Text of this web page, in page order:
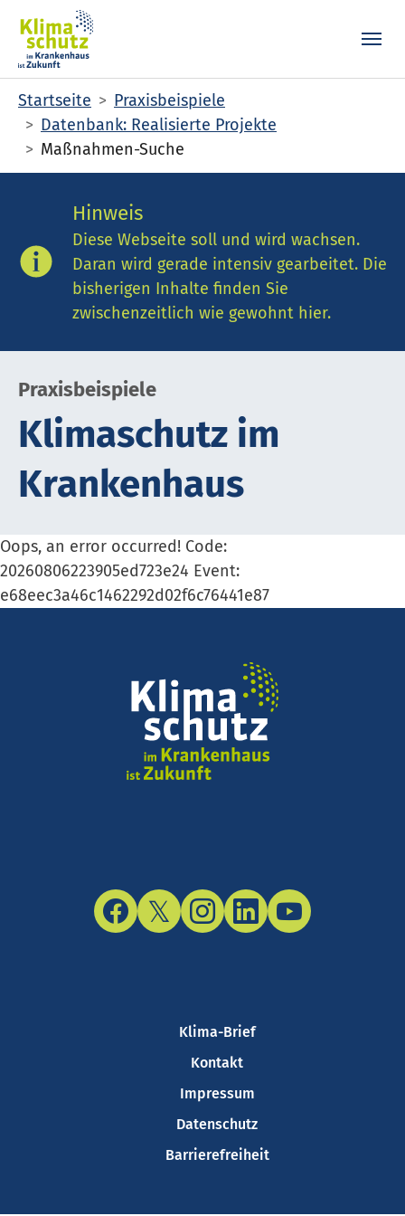
Skip to main content
Skip to page footer
You are here:
Startseite
Praxisbeispiele
Datenbank: Realisierte Projekte
Maßnahmen-Suche
Hinweis
Diese Webseite soll und wird wachsen.
Daran wird gerade intensiv gearbeitet. Die
bisherigen Inhalte finden Sie
zwischenzeitlich wie gewohnt hier.
Praxisbeispiele
Kli­ma­schutz im
Krank­en­haus
Oops, an error occurred! Code:
20260806223905ed723e24 Event:
e68eec3a46c1462292d02f6c76441e87
FacebookTwitter/XInstagramLinkedInYouTube
Klima-Brief
Kontakt
Impressum
Datenschutz
Barrierefreiheit